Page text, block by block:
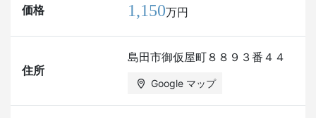
価格 1,150万円
住所
島田市御仮屋町８８９３番４４
Google マップ